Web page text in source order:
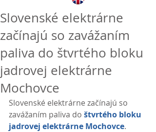
Slovenské elektrárne
začínajú so zavážaním
paliva do štvrtého bloku
jadrovej elektrárne
Mochovce
Slovenské elektrárne začínajú so
zavážaním paliva do štvrtého bloku
jadrovej elektrárne Mochovce.